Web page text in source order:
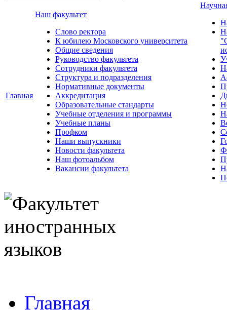
Главная
Наш факультет
Слово ректора
К юбилею Московского университета
Общие сведения
Руководство факультета
Сотрудники факультета
Структура и подразделения
Нормативные документы
Аккредитация
Образовательные стандарты
Учебные отделения и программы
Учебные планы
Профком
Наши выпускники
Новости факультета
Наш фотоальбом
Вакансии факультета
Главная